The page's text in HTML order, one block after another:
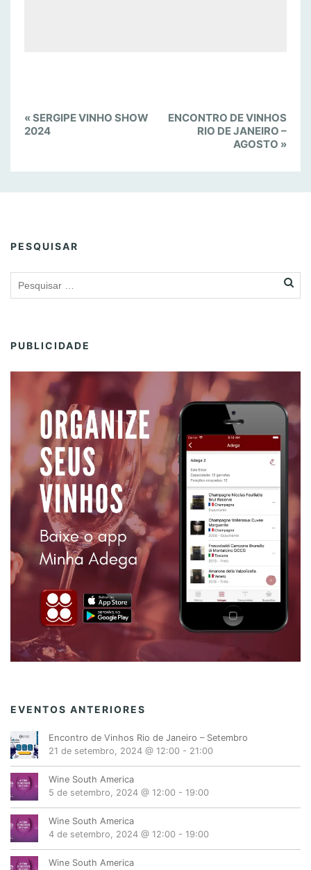
E
v
n
v
i
g
a
o
«SERGIPE VINHO SHOW
2024
ENCONTRO DE VINHOS
RIO DE JANEIRO –
AGOSTO »
PESQUISAR
PUBLICIDADE
EVENTOS ANTERIORES
Encontro de Vinhos Rio de Janeiro – Setembro
21 de setembro, 2024 @ 12:00 - 21:00
Wine South America
5 de setembro, 2024 @ 12:00 - 19:00
Wine South America
4 de setembro, 2024 @ 12:00 - 19:00
Wine South America